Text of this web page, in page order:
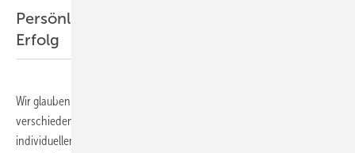
Persönliche Beratung ist der Schlüssel zum
Erfolg
Wir glauben an den direkten Austausch. Daher freuen wir uns, Sie auf
verschiedenen Messen im Jahr 2024 zu treffen und uns über Ihre
individuellen Bedürfnisse im Bereich Mobilität und Transport zu